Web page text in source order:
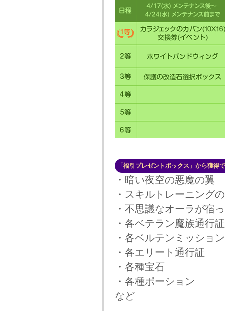
「福引プレゼントボックス」から獲得
・暗い夜空の悪魔の翼
・スキルトレーニング
・不思議なオーラが宿
・各ベテラン魔族通行証
・各ベルテンミッショ
・各エリート通行証
・各種宝石
・各種ポーション
など